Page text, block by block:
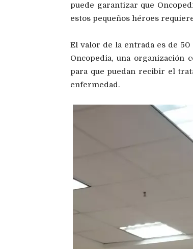
puede garantizar que
estos pequeños héroes
El valor de la entrada es de
Oncopedia, una organización
para que puedan recibir el
enfermedad.